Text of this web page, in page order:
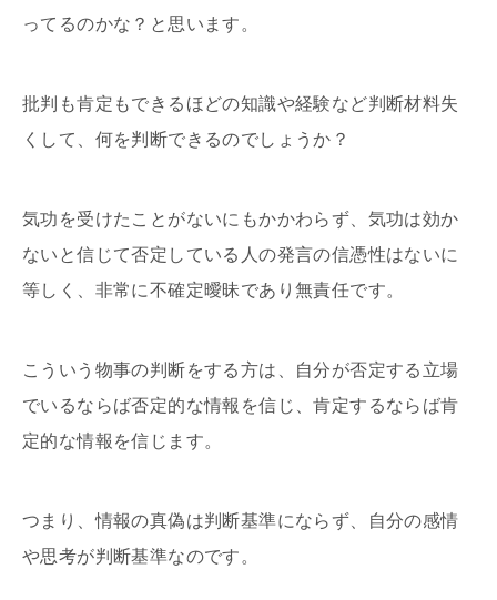
ってるのかな？と思います。
批判も肯定もできるほどの知識や経験など判断材料失
くして、何を判断できるのでしょうか？
気功を受けたことがないにもかかわらず、気功は効か
ないと信じて否定している人の発言の信憑性はないに
等しく、非常に不確定曖昧であり無責任です。
こういう物事の判断をする方は、自分が否定する立場
でいるならば否定的な情報を信じ、肯定するならば肯
定的な情報を信じます。
つまり、情報の真偽は判断基準にならず、自分の感情
や思考が判断基準なのです。